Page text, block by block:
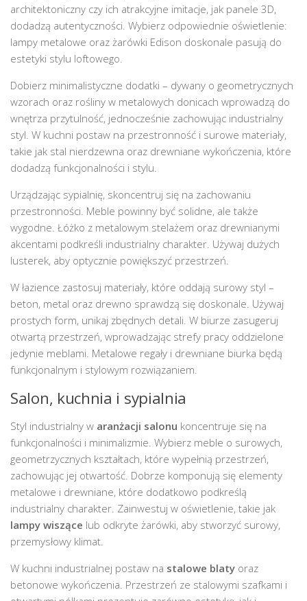
architektoniczny czy ich atrakcyjne imitacje, jak panele 3D,
dodadzą autentyczności. Wybierz odpowiednie oświetlenie:
lampy metalowe oraz żarówki Edison doskonale pasują do
estetyki stylu loftowego.
Dobierz minimalistyczne dodatki – dywany o geometrycznych
wzorach oraz rośliny w metalowych donicach wprowadzą do
wnętrza przytulność, jednocześnie zachowując industrialny
styl. W kuchni postaw na przestronność i surowe materiały,
takie jak stal nierdzewna oraz drewniane wykończenia, które
dodadzą funkcjonalności i stylu.
Urządzając sypialnię, skoncentruj się na zachowaniu
przestronności. Meble powinny być solidne, ale także
wygodne. Łóżko z metalowym stelażem oraz drewnianymi
akcentami podkreśli industrialny charakter. Używaj dużych
lusterek, aby optycznie powiększyć przestrzeń.
W łazience zastosuj materiały, które oddają surowy styl –
beton, metal oraz drewno sprawdzą się doskonale. Używaj
prostych form, unikaj zbędnych detali. W biurze zasugeruj
otwartą przestrzeń, wprowadzając strefy pracy oddzielone
jedynie meblami. Metalowe regały i drewniane biurka będą
funkcjonalnym i stylowym rozwiązaniem.
Salon, kuchnia i sypialnia
Styl industrialny w aranżacji salonu koncentruje się na
funkcjonalności i minimalizmie. Wybierz meble o surowych,
geometrzycznych kształtach, które wypełnią przestrzeń,
zachowując jej otwartość. Dobrze komponują się elementy
metalowe i drewniane, które dodatkowo podkreślą
industrialny charakter. Zainwestuj w oświetlenie, takie jak
lampy wiszące lub odkryte żarówki, aby stworzyć surowy,
przemysłowy klimat.
W kuchni industrialnej postaw na stalowe blaty oraz
betonowe wykończenia. Przestrzeń ze stalowymi szafkami i